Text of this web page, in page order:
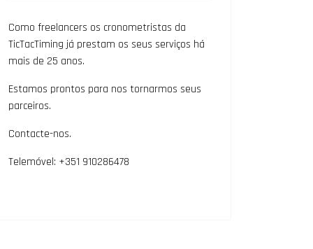
Como freelancers os cronometristas da
TicTacTiming já prestam os seus serviços há
mais de 25 anos.
Estamos prontos para nos tornarmos seus
parceiros.
Contacte-nos.
Telemóvel: +351 910286478